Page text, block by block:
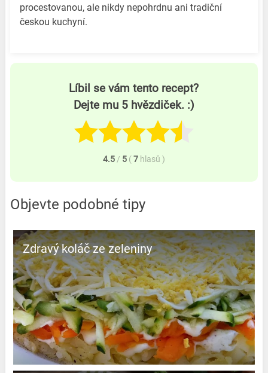
procestovanou, ale nikdy nepohrdnu ani tradiční
českou kuchyní.
Líbil se vám tento recept?
Dejte mu 5 hvězdiček. :)
4.5 / 5 (7 hlasů )
Objevte podobné tipy
Zdravý koláč ze zeleniny